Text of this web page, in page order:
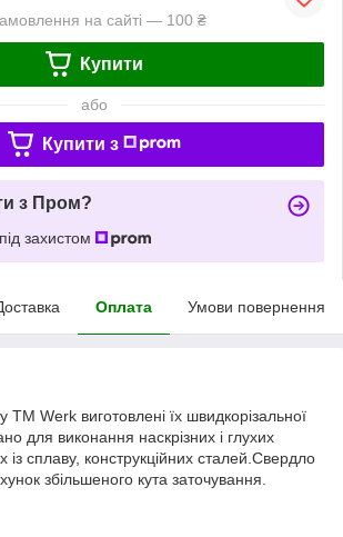
на сайті — 100 ₴
Купити
або
Купити з
з Пром?
захистом
Оплата Умови повернення
Werk виготовлені їх швидкорізальної
для виконання наскрізних і глухих
із сплаву, конструкційних сталей.Свердло
збільшеного кута заточування.